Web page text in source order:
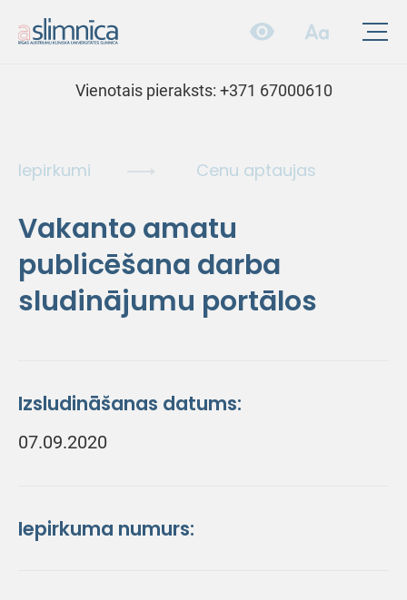
Vienotais pieraksts: +371 67000610
Iepirkumi Cenu aptaujas
Vakanto amatu
publicēšana darba
sludinājumu portālos
Izsludināšanas datums:
07.09.2020
Iepirkuma numurs: